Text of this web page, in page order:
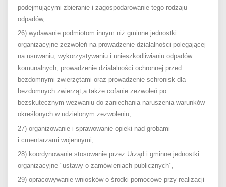
podejmującymi zbieranie i zagospodarowanie tego rodzaju
odpadów,
26) wydawanie podmiotom innym niż gminne jednostki
organizacyjne zezwoleń na prowadzenie działalności polegającej
na usuwaniu, wykorzystywaniu i unieszkodliwianiu odpadów
komunalnych, prowadzenie działalności ochronnej przed
bezdomnymi zwierzętami oraz prowadzenie schronisk dla
bezdomnych zwierząt,a także cofanie zezwoleń po
bezskutecznym wezwaniu do zaniechania naruszenia warunków
określonych w udzielonym zezwoleniu,
27) organizowanie i sprawowanie opieki nad grobami
i cmentarzami wojennymi,
28) koordynowanie stosowanie przez Urząd i gminne jednostki
organizacyjne "ustawy o zamówieniach publicznych",
29) opracowywanie wniosków o środki pomocowe przy realizacji